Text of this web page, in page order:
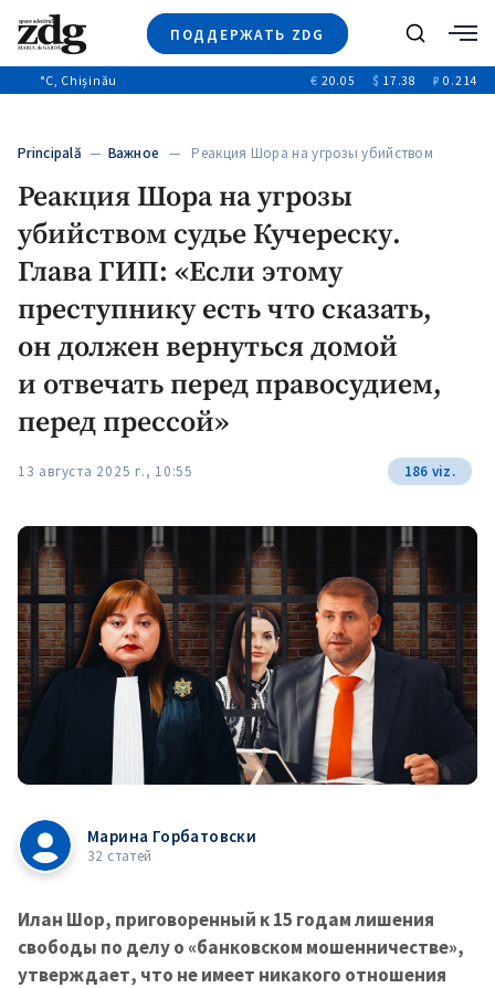
ПОДДЕРЖАТЬ ZDG
Новости
Расследования
Общество
+312
Поиск
°C, Chișinău € 20.05 $ 17.38 ₽ 0.214
Principală — Важное — Реакция Шора на угрозы убийством
Реакция Шора на угрозы
убийством судье Кучереску.
Глава ГИП: «Если этому
преступнику есть что сказать,
он должен вернуться домой
и отвечать перед правосудием,
перед прессой»
13 августа 2025 г., 10:55 186 viz.
Марина Горбатовски
32 статей
Илан Шор, приговоренный к 15 годам лишения
свободы по делу о «банковском мошенничестве»,
утверждает, что не имеет никакого отношения